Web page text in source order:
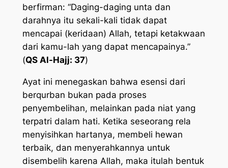
berfirman: “Daging-daging unta dan
darahnya itu sekali-kali tidak dapat
mencapai (keridaan) Allah, tetapi ketakwaan
dari kamu-lah yang dapat mencapainya.”
(QS Al-Hajj: 37)
Ayat ini menegaskan bahwa esensi dari
berqurban bukan pada proses
penyembelihan, melainkan pada niat yang
terpatri dalam hati. Ketika seseorang rela
menyisihkan hartanya, membeli hewan
terbaik, dan menyerahkannya untuk
disembelih karena Allah, maka itulah bentuk